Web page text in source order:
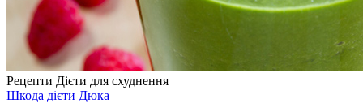
Рецепти Дієти для схуднення
Шкода дієти Дюка